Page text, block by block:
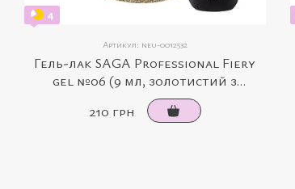
4
Артикул: neu-0012532
Гель-лак SAGA Professional Fiery
gel №06 (9 мл, золотистий з
мікроблиском, світловідбивний)
210 грн